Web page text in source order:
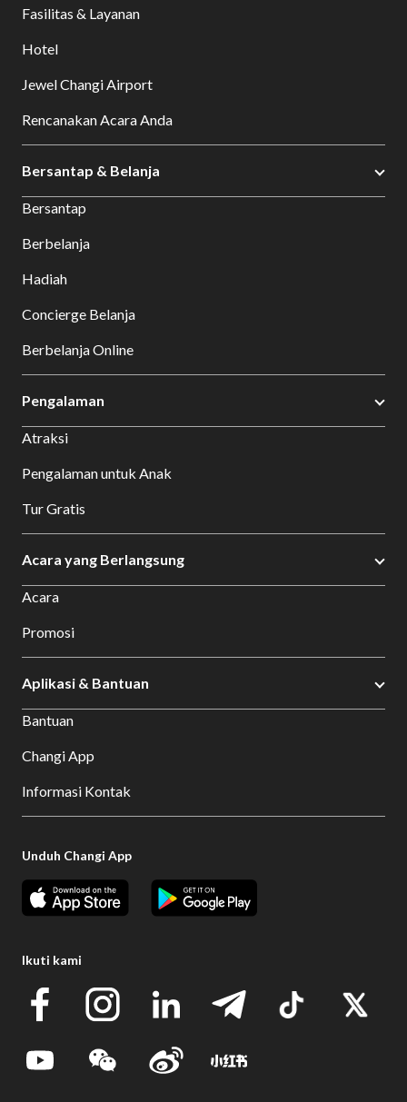
Fasilitas & Layanan
Hotel
Jewel Changi Airport
Rencanakan Acara Anda
Bersantap & Belanja
Bersantap
Berbelanja
Hadiah
Concierge Belanja
Berbelanja Online
Pengalaman
Atraksi
Pengalaman untuk Anak
Tur Gratis
Acara yang Berlangsung
Acara
Promosi
Aplikasi & Bantuan
Bantuan
Changi App
Informasi Kontak
Unduh Changi App
Ikuti kami